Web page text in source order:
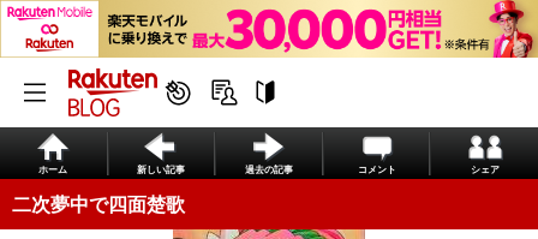
ホーム 新しい記事 過去の記事 コメント シェア
二次夢中で四面楚歌